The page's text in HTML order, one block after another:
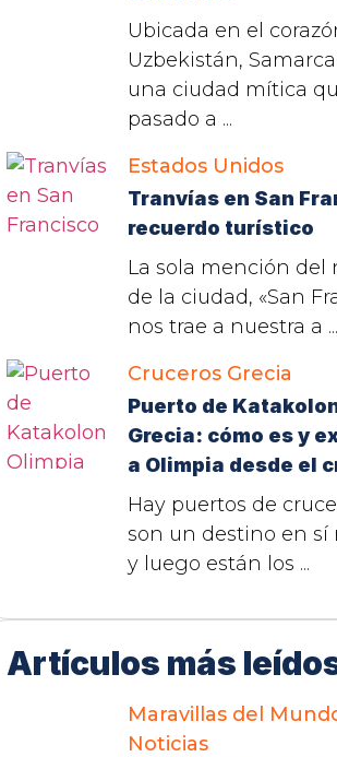
Ubicada en el
Uzbekistán,
una ciudad mítica
pasado a ...
Estados Unidos
Tranvías en San
recuerdo turístico
La sola mención del
de la ciudad, «San
nos trae a nuestra a ...
Cruceros Grecia
Puerto de
Grecia: cómo es y
a Olimpia desde el
Hay puertos de
son un destino en sí
y luego están los ...
Artículos más
Maravillas del
Noticias